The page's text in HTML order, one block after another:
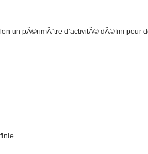
un pÃ©rimÃ¨tre d’activitÃ© dÃ©fini pour